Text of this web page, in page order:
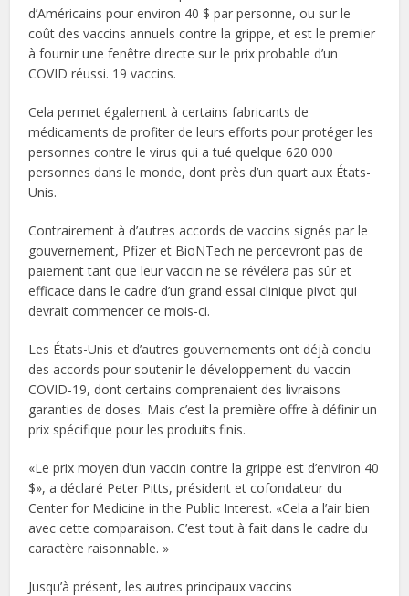
d’Américains pour environ 40 $ par personne, ou sur le
coût des vaccins annuels contre la grippe, et est le premier
à fournir une fenêtre directe sur le prix probable d’un
COVID réussi. 19 vaccins.
Cela permet également à certains fabricants de
médicaments de profiter de leurs efforts pour protéger les
personnes contre le virus qui a tué quelque 620 000
personnes dans le monde, dont près d’un quart aux États-
Unis.
Contrairement à d’autres accords de vaccins signés par le
gouvernement, Pfizer et BioNTech ne percevront pas de
paiement tant que leur vaccin ne se révélera pas sûr et
efficace dans le cadre d’un grand essai clinique pivot qui
devrait commencer ce mois-ci.
Les États-Unis et d’autres gouvernements ont déjà conclu
des accords pour soutenir le développement du vaccin
COVID-19, dont certains comprenaient des livraisons
garanties de doses. Mais c’est la première offre à définir un
prix spécifique pour les produits finis.
«Le prix moyen d’un vaccin contre la grippe est d’environ 40
$», a déclaré Peter Pitts, président et cofondateur du
Center for Medicine in the Public Interest. «Cela a l’air bien
avec cette comparaison. C’est tout à fait dans le cadre du
caractère raisonnable. »
Jusqu’à présent, les autres principaux vaccins